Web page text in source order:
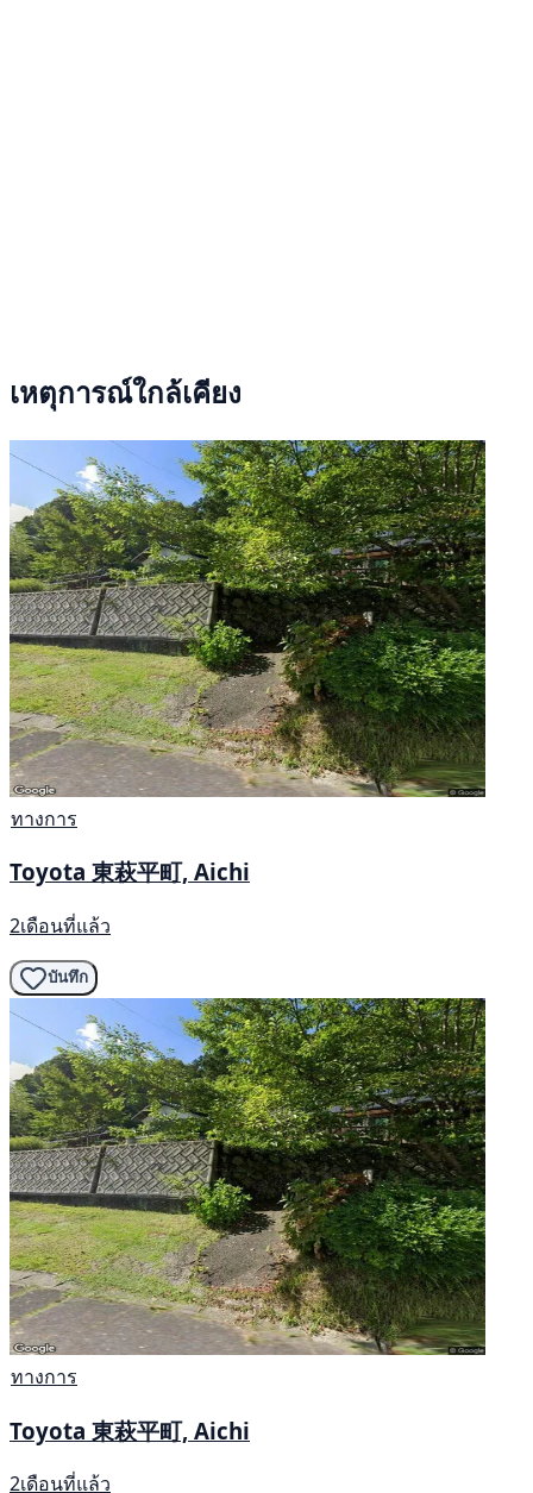
เหตุการณ์ใกล้เคียง
ทางการ
Toyota 東萩平町, Aichi
2เดือนที่แล้ว
บันทึก
ทางการ
Toyota 東萩平町, Aichi
2เดือนที่แล้ว